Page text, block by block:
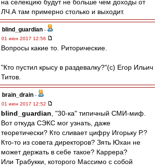
на селекцию будут не больше чем доходы от
ЛЧ.А там примерно столько и выходит.
blind_guardian -
01 июн 2017 12:56
Вопросы какие то. Риторические.
"Кто пустил крысу в раздевалку?"(c) Егор Ильич
Титов.
brain_drain -
01 июн 2017 12:52
blind_guardian , "30-ка" типичный СМИ-миф.
Вот откуда СЭКС мог узнать, даже
теоретически? Кто сливает цифру Игорьку Р.?
Кто-то из совета директоров? Зять Юхан не
может держать в себе такое? Каррера?
Или Трабукки, которого Массимо с собой